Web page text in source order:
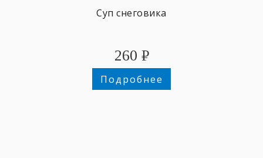
Суп снеговика
260 ₽
Подробнее